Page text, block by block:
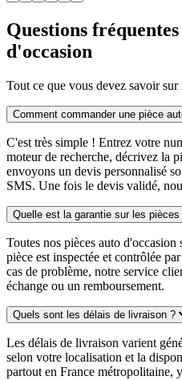
Questions
d'occasion
Tout ce que vous devez savoir sur
Comment commander une pièce
C'est très simple ! Entrez votre
moteur de recherche, décrivez la
envoyons un devis personnalisé
SMS. Une fois le devis validé,
Quelle est la garantie sur les
Toutes nos pièces auto
pièce est inspectée et contrôlée
cas de problème, notre service
échange ou un remboursement.
Quels sont les délais de livraison ?
Les délais de livraison varient
selon votre localisation et la
partout en France métropolitaine,